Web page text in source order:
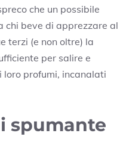
che un possibile
chi beve di apprezzare al
terzi (e non oltre) la
per salire e
loro profumi, incanalati
spumante